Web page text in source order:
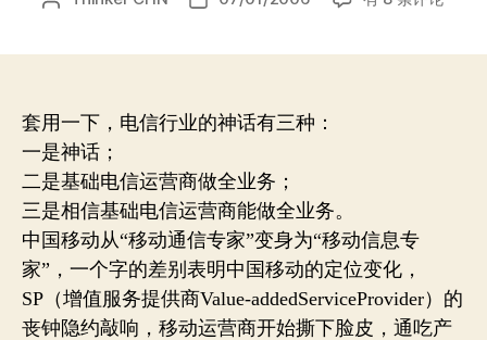
套用一下，电信行业的神话有三种：
一是神话；
二是基础电信运营商做全业务；
三是相信基础电信运营商能做全业务。
中国移动从“移动通信专家”变身为“移动信息专
家”，一个字的差别表明中国移动的定位变化，
SP（增值服务提供商Value-addedServiceProvider）的
丧钟隐约敲响，移动运营商开始撕下脸皮，通吃产